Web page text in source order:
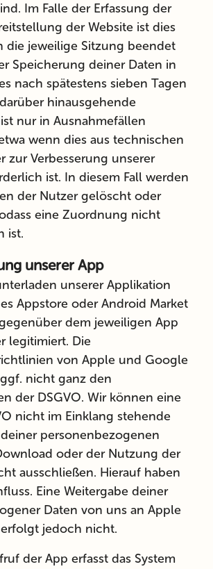
Im Falle der Erfassung der
der Website ist dies
die jeweilige Sitzung beendet
Speicherung deiner Daten in
nach spätestens sieben Tagen
hinausgehende
nur in Ausnahmefällen
wenn dies aus technischen
zur Verbesserung unserer
ist. In diesem Fall werden
der Nutzer gelöscht oder
eine Zuordnung nicht
ist.
unserer App
unserer Applikation
Appstore oder Android Market
dem jeweiligen App
legitimiert. Die
von Apple und Google
nicht ganz den
der DSGVO. Wir können eine
nicht im Einklang stehende
personenbezogenen
oder der Nutzung der
ausschließen. Hierauf haben
Eine Weitergabe deiner
Daten von uns an Apple
jedoch nicht.
der App erfasst das System